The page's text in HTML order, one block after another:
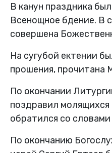
В канун праздника
Всенощное бдение. В
совершена
На сугубой ектении
прошения, прочитана
По окончании
поздравил молящихся
обратился со
По окончанию